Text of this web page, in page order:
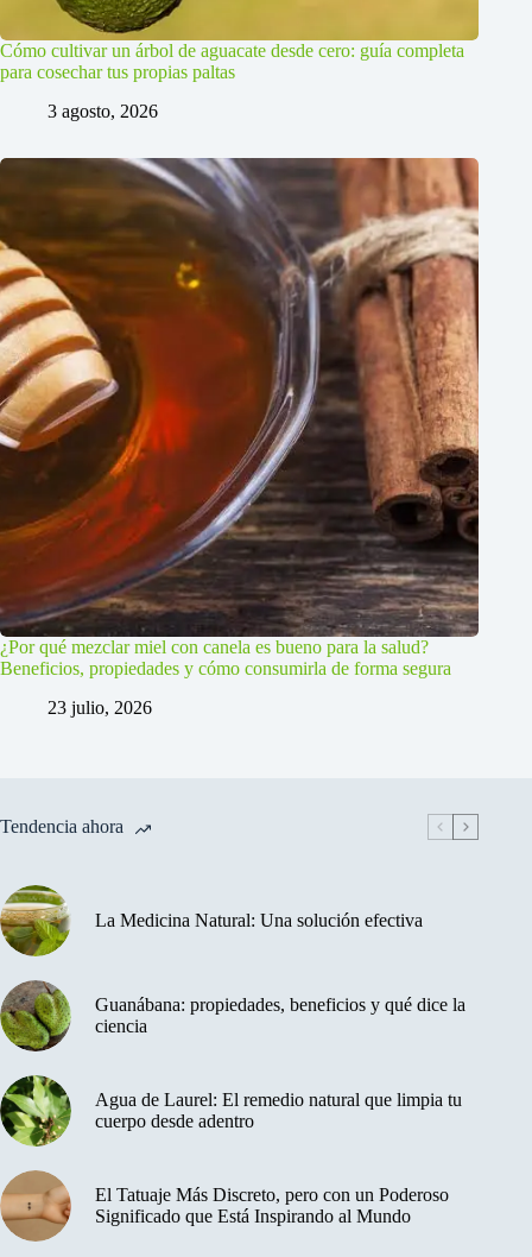
Cómo cultivar un árbol de aguacate desde cero: guía completa
para cosechar tus propias paltas
3 agosto, 2026
¿Por qué mezclar miel con canela es bueno para la salud?
Beneficios, propiedades y cómo consumirla de forma segura
23 julio, 2026
Tendencia ahora
La Medicina Natural: Una solución efectiva
Guanábana: propiedades, beneficios y qué dice la
ciencia
Agua de Laurel: El remedio natural que limpia tu
cuerpo desde adentro
El Tatuaje Más Discreto, pero con un Poderoso
Significado que Está Inspirando al Mundo